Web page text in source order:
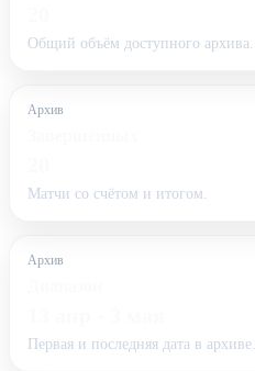
Общий объём доступного архива.
Архив
Матчи со счётом и итогом.
Архив
Первая и последняя дата в архиве.